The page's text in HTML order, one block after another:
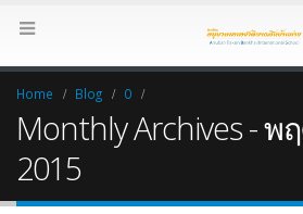
Home Blog 0
Monthly Archives - พ
2015